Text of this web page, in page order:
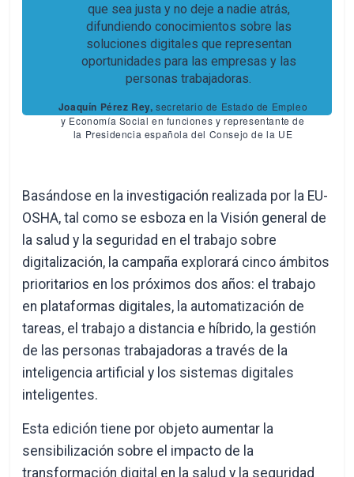
que sea justa y no deje a nadie atrás,
difundiendo conocimientos sobre las
soluciones digitales que representan
oportunidades para las empresas y las
personas trabajadoras.
Joaquín Pérez Rey,secretario de Estado de Empleo
y Economía Social en funciones y representante de
la Presidencia española del Consejo de la UE
Basándose en la investigación realizada por la EU-
OSHA, tal como se esboza en la Visión general de
la salud y la seguridad en el trabajo sobre
digitalización, la campaña explorará cinco ámbitos
prioritarios en los próximos dos años: el trabajo
en plataformas digitales, la automatización de
tareas, el trabajo a distancia e híbrido, la gestión
de las personas trabajadoras a través de la
inteligencia artificial y los sistemas digitales
inteligentes.
Esta edición tiene por objeto aumentar la
sensibilización sobre el impacto de la
transformación digital en la salud y la seguridad